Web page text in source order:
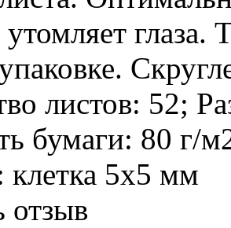
глаза.
листов: 52;
бумаги: 80 г/
клетка 5х5 мм
отзыв